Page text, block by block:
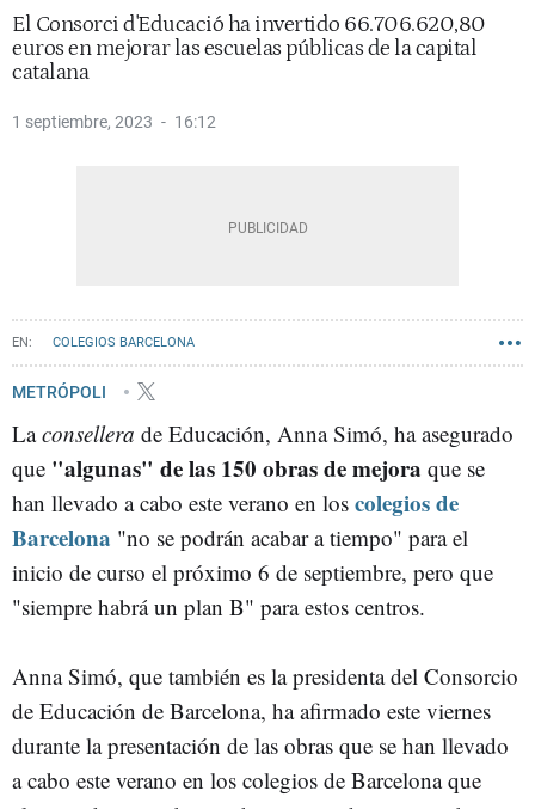
El Consorci d'Educació ha invertido 66.706.620,80
euros en mejorar las escuelas públicas de la capital
catalana
1 septiembre, 2023 16:12
COLEGIOS BARCELONA
METRÓPOLI
Laconsellera de Educación, Anna Simó, ha asegurado
que "algunas" de las 150 obras de mejora que se
han llevado a cabo este verano en los colegios de
Barcelona "no se podrán acabar a tiempo" para el
inicio de curso el próximo 6 de septiembre, pero que
"siempre habrá un plan B" para estos centros.
Anna Simó, que también es la presidenta del Consorcio
de Educación de Barcelona, ha afirmado este viernes
durante la presentación de las obras que se han llevado
a cabo este verano en los colegios de Barcelona que